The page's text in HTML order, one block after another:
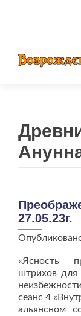
27.05.23г.
«Ясность
штрихов для
сеанс 4
альянсном